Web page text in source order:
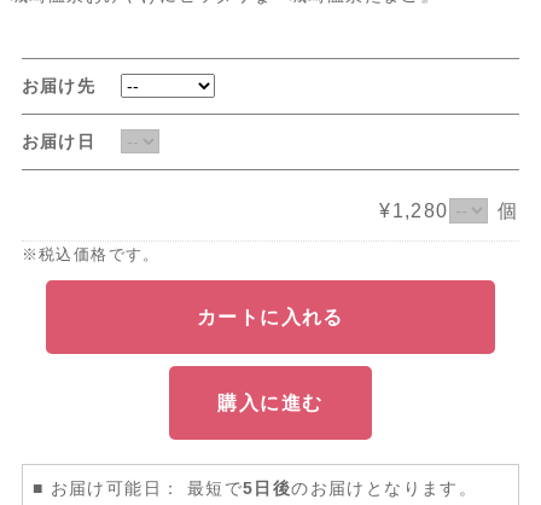
お届け先
お届け日
¥1,280 個
※税込価格です。
カートに入れる
購入に進む
■ お届け可能日： 最短で5日後のお届けとなります。